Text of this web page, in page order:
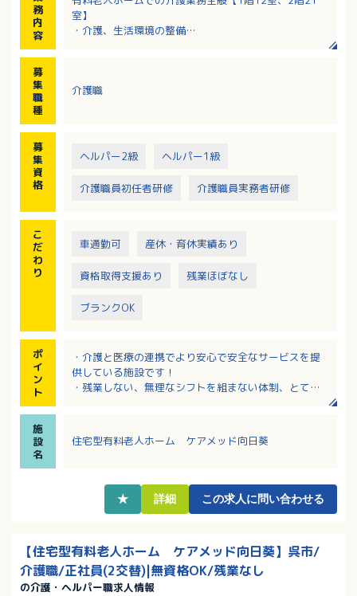
務
内
容
室】
・介護、生活環境の整備
募
集
職
種
介護職
募
集
資
格
ヘルパー2級 ヘルパー1級
介護職員初任者研修 介護職員実務者研修
こ
だ
わ
り
車通勤可 産休・育休実績あり
資格取得支援あり 残業ほぼなし
ブランクOK
ポ
イ
ン
ト
・介護と医療の連携でより安心で安全なサービスを提
供している施設です！
・残業しない、無理なシフトを組まない体制、とても
す！
・20代～60代までの幅広い職員さんが活躍！
・資格取得制度のサポートが充実、就業しながら資格
取得を目指す職員さんが多数おられます！
施
設
名
住宅型有料老人ホーム ケアメッド向日葵
★ 詳細 この求人に問い合わせる
【住宅型有料老人ホーム ケアメッド向日葵】呉市/
介護職/正社員(2交替)|無資格OK/残業なし
の介護・ヘルパー職求人情報